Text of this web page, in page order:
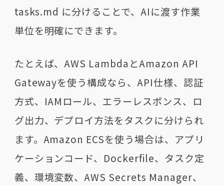
tasks.md に分けることで、AIに渡す作業
単位を明確にできます。
たとえば、AWS LambdaとAmazon API
Gatewayを使う構成なら、API仕様、認証
方式、IAMロール、エラーレスポンス、ロ
グ出力、デプロイ方法をタスクに分けられ
ます。Amazon ECSを使う場合は、アプリ
ケーションコード、Dockerfile、タスク定
義、環境変数、AWS Secrets Manager、